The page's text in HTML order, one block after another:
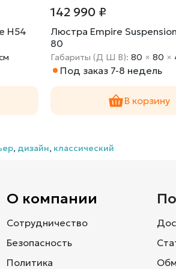
H54
142 990 ₽
Люстра Empire
80
Габариты (Д Ш В):80 ×80 ×
Под заказ 7-8 недель
В корзину
, дизайн, классический
О компании
Сотрудничество
Безопасность
Политика